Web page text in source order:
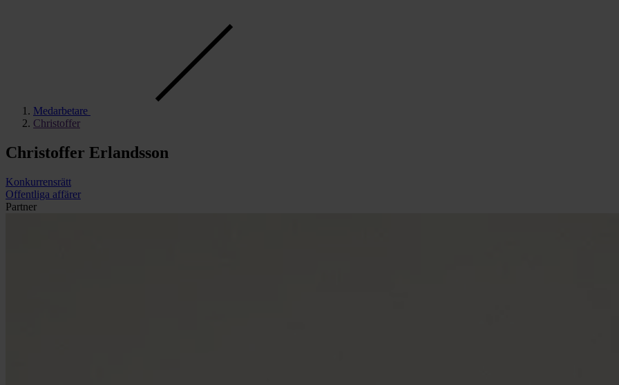
Med­­arbet­are
Christoffer
Christoffer Erlandsson
Konkurrens­rätt
Offent­liga affärer
Partner